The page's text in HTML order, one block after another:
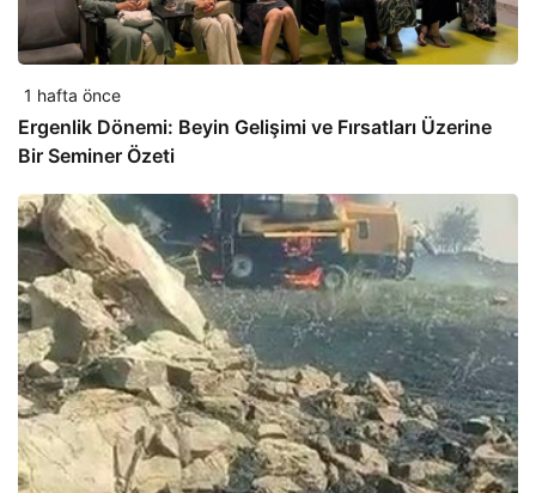
1 hafta önce
Ergenlik Dönemi: Beyin Gelişimi ve Fırsatları Üzerine
Bir Seminer Özeti